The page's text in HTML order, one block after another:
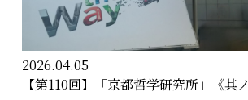
2026.04.05
【第110回】「京都哲学研究所」《其ノ